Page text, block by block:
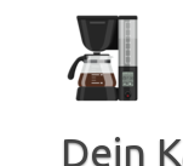
springen
Dein